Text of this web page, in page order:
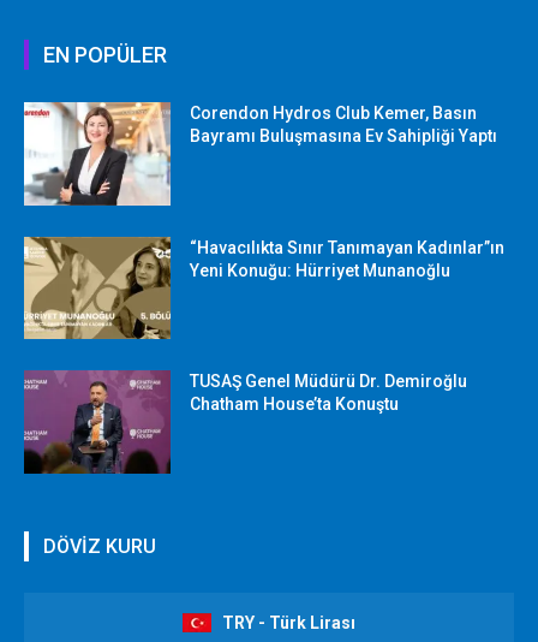
EN POPÜLER
Corendon Hydros Club Kemer, Basın
Bayramı Buluşmasına Ev Sahipliği Yaptı
“Havacılıkta Sınır Tanımayan Kadınlar”ın
Yeni Konuğu: Hürriyet Munanoğlu
TUSAŞ Genel Müdürü Dr. Demiroğlu
Chatham House’ta Konuştu
DÖVİZ KURU
TRY - Türk Lirası